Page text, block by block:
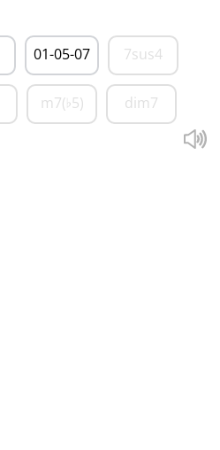
01-05-07 7sus4
m7( ♭5) dim7